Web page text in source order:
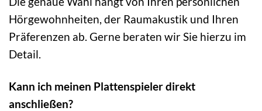
Hörgewohnheiten, der Raumakustik und Ihren
Präferenzen ab. Gerne beraten wir Sie hierzu im
Detail.
Kann ich meinen Plattenspieler direkt
anschließen?